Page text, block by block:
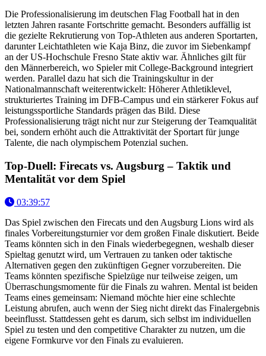
Die Professionalisierung im deutschen Flag Football hat in den
letzten Jahren rasante Fortschritte gemacht. Besonders auffällig ist
die gezielte Rekrutierung von Top-Athleten aus anderen Sportarten,
darunter Leichtathleten wie Kaja Binz, die zuvor im Siebenkampf
an der US-Hochschule Fresno State aktiv war. Ähnliches gilt für
den Männerbereich, wo Spieler mit College-Background integriert
werden. Parallel dazu hat sich die Trainingskultur in der
Nationalmannschaft weiterentwickelt: Höherer Athletiklevel,
strukturiertes Training im DFB-Campus und ein stärkerer Fokus auf
leistungssportliche Standards prägen das Bild. Diese
Professionalisierung trägt nicht nur zur Steigerung der Teamqualität
bei, sondern erhöht auch die Attraktivität der Sportart für junge
Talente, die nach olympischem Potenzial suchen.
Top-Duell: Firecats vs. Augsburg – Taktik und
Mentalität vor dem Spiel
03:39:57
Das Spiel zwischen den Firecats und den Augsburg Lions wird als
finales Vorbereitungsturnier vor dem großen Finale diskutiert. Beide
Teams könnten sich in den Finals wiederbegegnen, weshalb dieser
Spieltag genutzt wird, um Vertrauen zu tanken oder taktische
Alternativen gegen den zukünftigen Gegner vorzubereiten. Die
Teams könnten spezifische Spielzüge nur teilweise zeigen, um
Überraschungsmomente für die Finals zu wahren. Mental ist beiden
Teams eines gemeinsam: Niemand möchte hier eine schlechte
Leistung abrufen, auch wenn der Sieg nicht direkt das Finalergebnis
beeinflusst. Stattdessen geht es darum, sich selbst im individuellen
Spiel zu testen und den competitive Charakter zu nutzen, um die
eigene Formkurve vor den Finals zu evaluieren.